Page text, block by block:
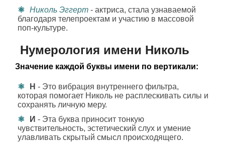
Николь Эггерт - актриса, стала узнаваемой
благодаря телепроектам и участию в массовой
поп-культуре.
Нумерология имени Николь
Значение каждой буквы имени по вертикали:
Н - Это вибрация внутреннего фильтра,
которая помогает Николь не расплескивать силы и
сохранять личную меру.
И - Эта буква приносит тонкую
чувствительность, эстетический слух и умение
улавливать скрытый смысл происходящего.